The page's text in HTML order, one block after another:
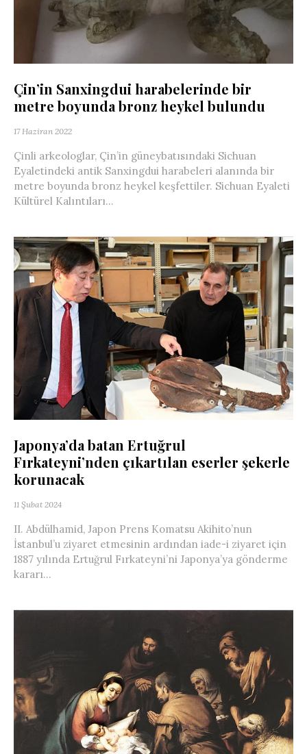
Çin’in Sanxingdui harabelerinde bir
metre boyunda bronz heykel bulundu
17 Haziran 2022
Çinli arkeologlar, Çin’in güneybatısındaki Sichuan
Eyaletindeki antik Sanxingdui harabeleri alanında bir
metre boyunda bronz heykel keşfettiler. Sichuan Eyaleti
Kültürel Kalıntıları...
Japonya’da batan Ertuğrul
Fırkateyni’nden çıkartılan eserler şekerle
korunacak
11 Şubat 2024
II. Abdülhamid, Japon Prens Komatsu Akihito’nun
İstanbul’u ziyaret etmesinin ardından iade-i ziyaret için
1887 yılında Ertuğrul Fırkateyni’ni Japonya’ya gönderme
kararı...